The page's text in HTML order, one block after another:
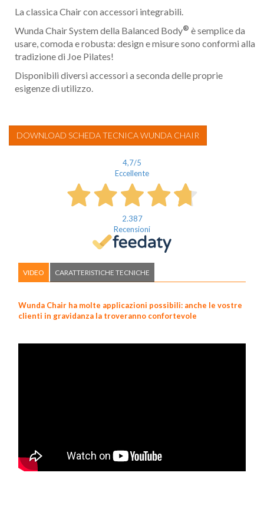
La classica Chair con accessori integrabili.
Wunda Chair System della Balanced Body® è semplice da
usare, comoda e robusta: design e misure sono conformi alla
tradizione di Joe Pilates!
Disponibili diversi accessori a seconda delle proprie
esigenze di utilizzo.
DOWNLOAD SCHEDA TECNICA WUNDA CHAIR
4,7/5
Eccellente
2.387
Recensioni
VIDEO CARATTERISTICHE TECNICHE
Wunda Chair ha molte applicazioni possibili: anche le vostre
clienti in gravidanza la troveranno confortevole